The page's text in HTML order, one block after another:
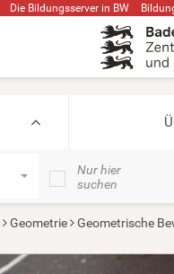
Die Bildungsserver in BW
Nur hier
suchen
Geometrie Geometrische